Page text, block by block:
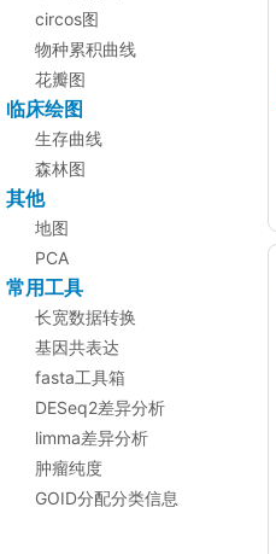
circos图
物种累积曲线
花瓣图
临床绘图
生存曲线
森林图
其他
地图
PCA
常用工具
长宽数据转换
基因共表达
fasta工具箱
DESeq2差异分析
limma差异分析
肿瘤纯度
GOID分配分类信息